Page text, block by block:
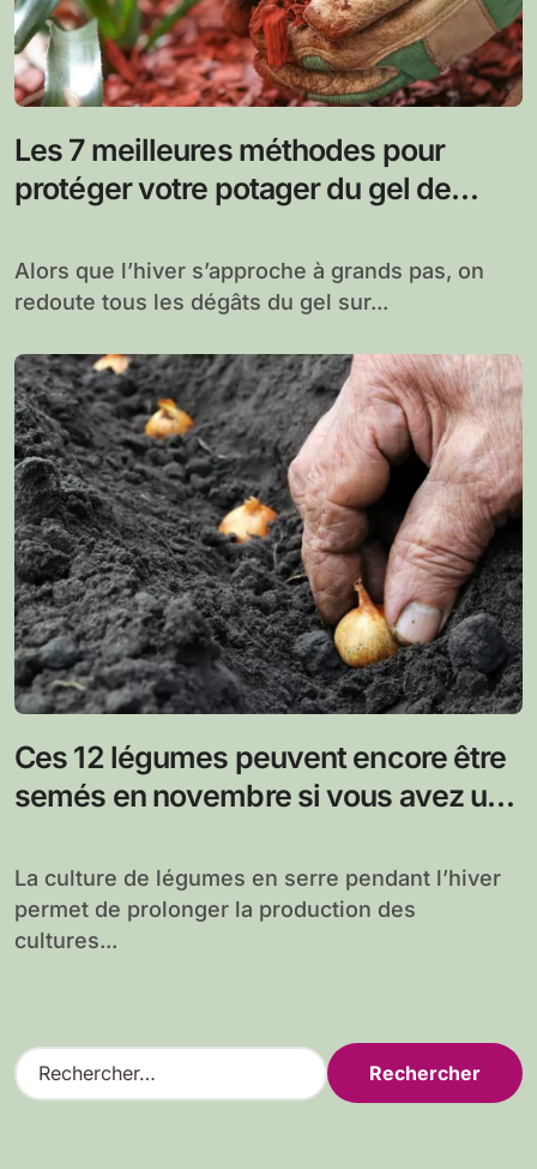
Les 7 meilleures méthodes pour
protéger votre potager du gel de
Alors que l’hiver s’approche à grands pas, on
redoute tous les dégâts du gel sur...
Ces 12 légumes peuvent encore être
semés en novembre si vous avez une
La culture de légumes en serre pendant l’hiver
permet de prolonger la production des
cultures...
R
e